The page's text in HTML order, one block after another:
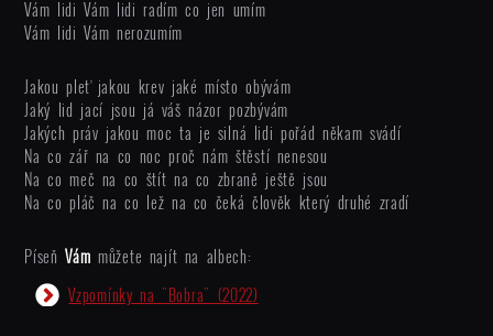
Vám lidi Vám lidi radím co jen umím
Vám lidi Vám nerozumím
Jakou pleť jakou krev jaké místo obývám
Jaký lid jací jsou já váš názor pozbývám
Jakých práv jakou moc ta je silná lidi pořád někam svádí
Na co zář na co noc proč nám štěstí nenesou
Na co meč na co štít na co zbraně ještě jsou
Na co pláč na co lež na co čeká člověk který druhé zradí
PíseňVám můžete najít na albech:
Vzpomínky na "Bobra" (2022)